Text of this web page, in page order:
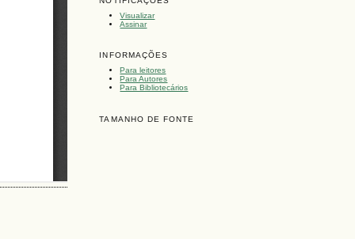
Visualizar
Assinar
INFORMAÇÕES
Para leitores
Para Autores
Para Bibliotecários
TAMANHO DE FONTE